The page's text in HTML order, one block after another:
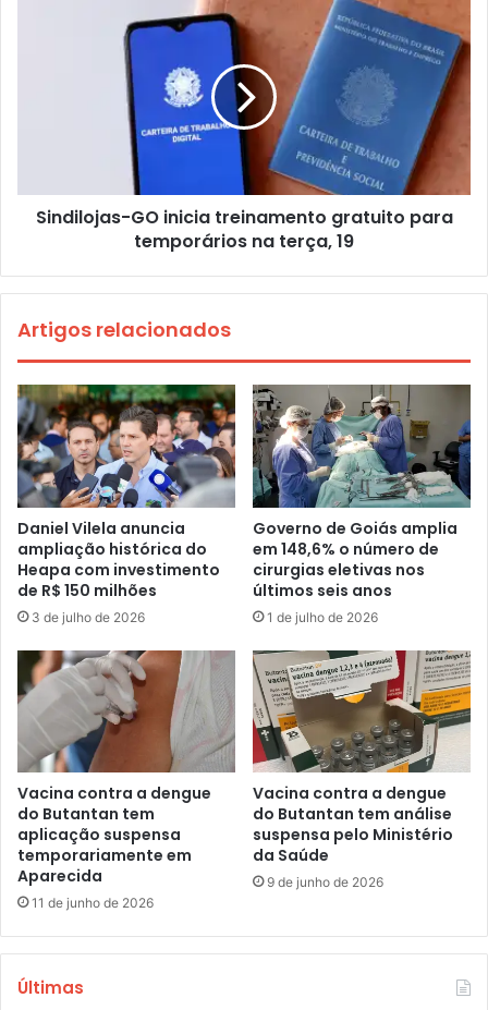
Sindilojas-GO inicia treinamento gratuito para
temporários na terça, 19
Artigos relacionados
Daniel Vilela anuncia
ampliação histórica do
Heapa com investimento
de R$ 150 milhões
3 de julho de 2026
Governo de Goiás amplia
em 148,6% o número de
cirurgias eletivas nos
últimos seis anos
1 de julho de 2026
Vacina contra a dengue
do Butantan tem
aplicação suspensa
temporariamente em
Aparecida
11 de junho de 2026
Vacina contra a dengue
do Butantan tem análise
suspensa pelo Ministério
da Saúde
9 de junho de 2026
Últimas